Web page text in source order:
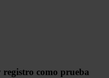
como prueba